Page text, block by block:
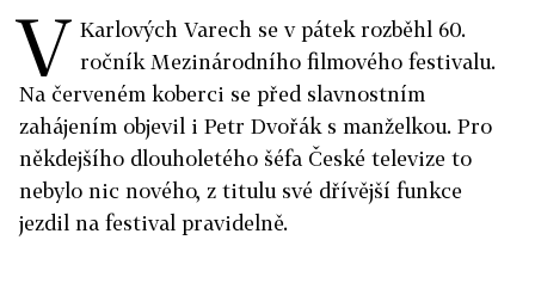
V Karlových Varech se v pátek rozběhl 60.
ročník Mezinárodního filmového festivalu.
Na červeném koberci se před slavnostním
zahájením objevil i Petr Dvořák s manželkou. Pro
někdejšího dlouholetého šéfa České televize to
nebylo nic nového, z titulu své dřívější funkce
jezdil na festival pravidelně.